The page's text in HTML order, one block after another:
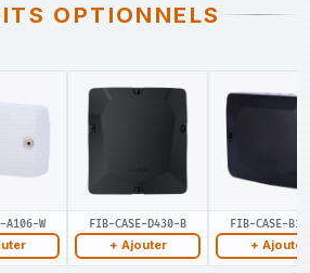
OPTIONNELS
A106-W FIB-CASE-D430-B
+ Ajouter
FIB-CASE-
+ Ajouter